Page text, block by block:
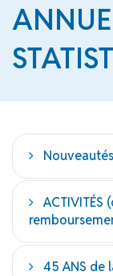
Nouveautés
45 ANS de